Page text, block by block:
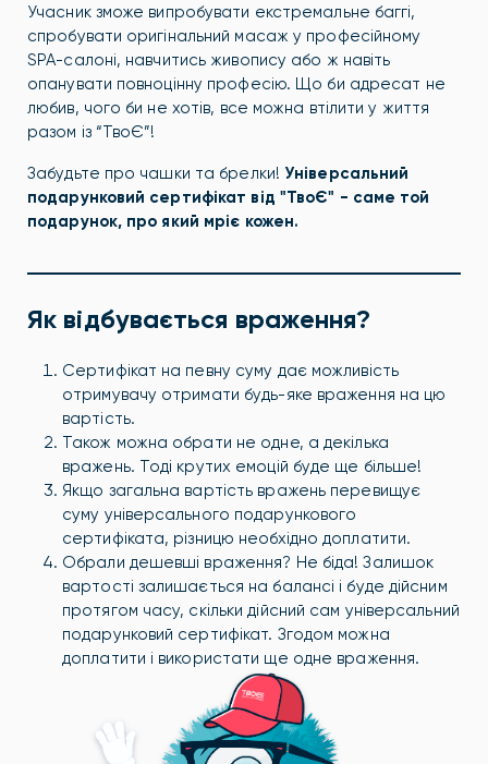
Учасник зможе випробувати екстремальне баггі,
спробувати оригінальний масаж у професійному
SPA-салоні, навчитись живопису або ж навіть
опанувати повноцінну професію. Що би адресат не
любив, чого би не хотів, все можна втілити у життя
разом із “ТвоЄ”!
Забудьте про чашки та брелки! Універсальний
подарунковий сертифікат від "ТвоЄ" - саме той
подарунок, про який мріє кожен.
Як відбувається враження?
Сертифікат на певну суму дає можливість
отримувачу отримати будь-яке враження на цю
вартість.
Також можна обрати не одне, а декілька
вражень. Тоді крутих емоцій буде ще більше!
Якщо загальна вартість вражень перевищує
суму універсального подарункового
сертифіката, різницю необхідно доплатити.
Обрали дешевші враження? Не біда! Залишок
вартості залишається на балансі і буде дійсним
протягом часу, скільки дійсний сам універсальний
подарунковий сертифікат. Згодом можна
доплатити і використати ще одне враження.